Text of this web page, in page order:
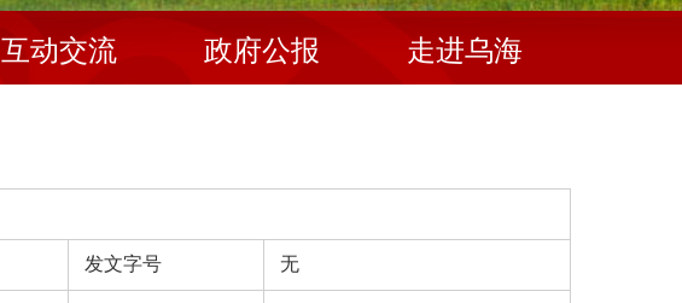
互动交流 政府公报 走进乌海
发文字号 无